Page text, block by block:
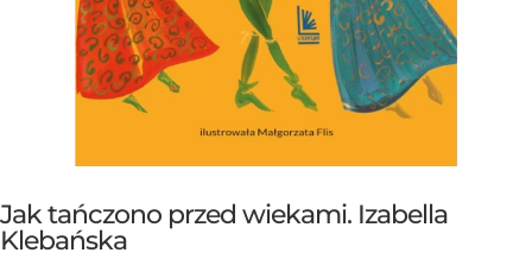
Jak tańczono przed wiekami. Izabella
Klebańska